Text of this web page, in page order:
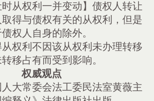
时从权利一并变动】债权人转让
得与债权有关的从权利，但是
权人自身的除外。
权利不因该从权利未办理转移
移占有而受到影响。
权威观点
大常委会法工委民法室黄薇主